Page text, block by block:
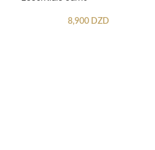
8,900 DZD